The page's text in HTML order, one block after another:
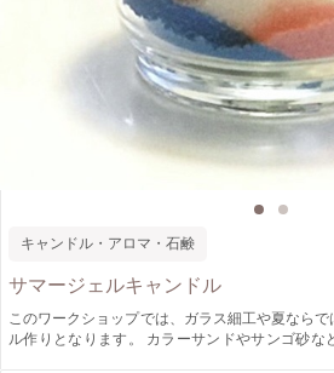
キャンドル・アロマ・石鹸
サマージェルキャンドル
このワークショップでは、ガラス細工や夏なら
ル作りとなります。 カラーサンドやサンゴ砂な